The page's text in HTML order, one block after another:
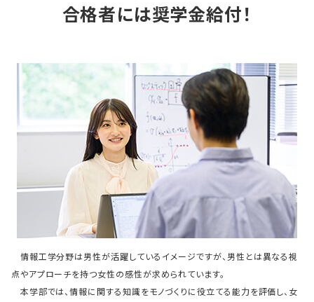
合格者には奨学金給付！
情報工学分野は男性が活躍しているイメージですが、男性とは異なる視
点やアプローチを持つ女性の感性が求められています。
本学部では、情報に関する知識をモノづくりに役立てる能力を評価し、女